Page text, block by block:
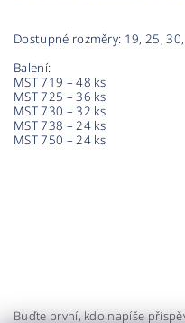
Dostupné rozměry: 19, 25,
Balení:
MST 719 – 48 ks
MST 725 – 36 ks
MST 730 – 32 ks
MST 738 – 24 ks
MST 750 – 24 ks
Buďte první, kdo napíše